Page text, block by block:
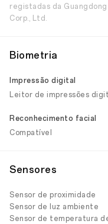
registadas da
Corp., Ltd.
Biometria
Impressão digital
Leitor de impressões
Reconhecimento facial
Compatível
Sensores
Sensor de proximidade
Sensor de luz ambiente
Sensor de temperatura